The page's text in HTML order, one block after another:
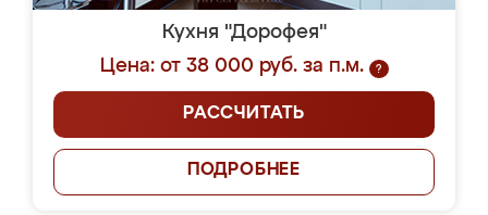
Кухня "Дорофея"
Цена: от 38 000 руб. за п.м.
?
РАССЧИТАТЬ
ПОДРОБНЕЕ